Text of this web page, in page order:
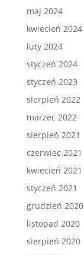
maj 2024
kwiecień 2024
luty 2024
styczeń 2024
styczeń 2023
sierpień 2022
marzec 2022
sierpień 2021
czerwiec 2021
kwiecień 2021
styczeń 2021
grudzień 2020
listopad 2020
sierpień 2020